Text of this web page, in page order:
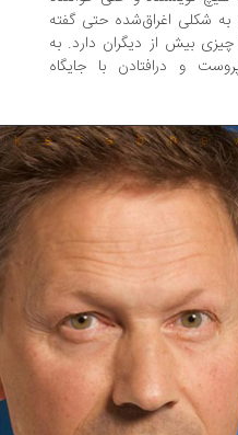
اغراق‌شده حتی گفته
از دیگران دارد. به
با جایگاه